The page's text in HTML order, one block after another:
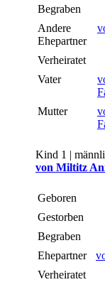
Begraben
Andere
Ehepartner
Verheiratet
Vater
Mutter
Kind 1 |
von Miltitz
Geboren
Gestorben
Begraben
Ehepartner
Verheiratet